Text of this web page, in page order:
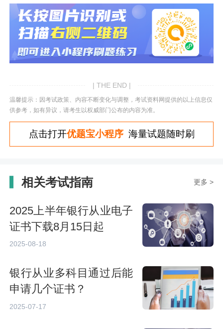
| THE END |
温馨提示：因考试政策、内容不断变化与调整，考试资料网提供的以上信息仅
供参考，如有异议，请考生以权威部门公布的内容为准。
点击打开优题宝小程序海量试题随时刷
相关考试指南 更多 >
2025上半年银行从业电子
证书下载8月15日起
2025-08-18
银行从业多科目通过后能
申请几个证书？
2025-07-17